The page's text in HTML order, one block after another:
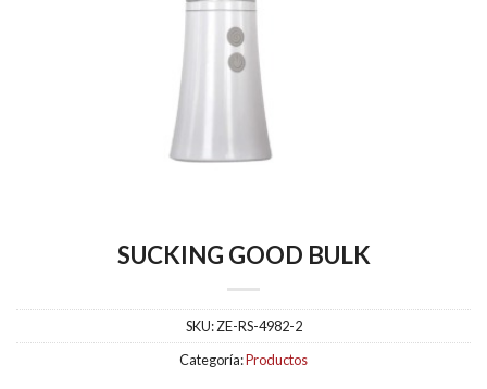
SUCKING GOOD BULK
SKU:ZE-RS-4982-2
Categoría:Productos